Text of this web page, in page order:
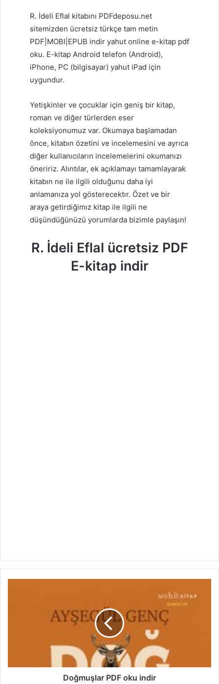
R. İdeli Eflal kitabını PDFdeposu.net
sitemizden ücretsiz türkçe tam metin
PDF|MOBI|EPUB indir yahut online e-kitap pdf
oku. E-kitap Android telefon (Android),
iPhone, PC (bilgisayar) yahut iPad için
uygundur.
Yetişkinler ve çocuklar için geniş bir kitap,
roman ve diğer türlerden eser
koleksiyonumuz var. Okumaya başlamadan
önce, kitabın özetini ve incelemesini ve ayrıca
diğer kullanıcıların incelemelerini okumanızı
öneririz. Alıntılar, ek açıklamayı tamamlayarak
kitabın ne ile ilgili olduğunu daha iyi
anlamanıza yol gösterecektır. Özet ve bir
araya getirdiğimız kitap ile ilgili ne
düşündüğünüzü yorumlarda bizimle paylaşın!
R. İdeli Eflal ücretsiz PDF
E-kitap indir
Doğmuşlar PDF oku indir